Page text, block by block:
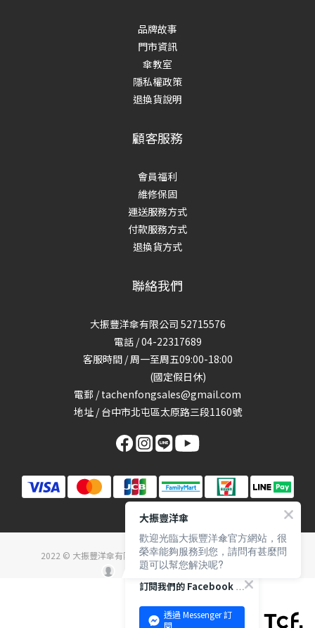
品牌故事
門市資訊
傘教室
隱私權政策
退換貨說明
顧客服務
會員福利
維修保固
運送服務方式
付款服務方式
退換貨方式
聯絡我們
大振豐洋傘有限公司 52715576
電話 / 04-22317689
客服時間 / 周一至周五09:00-18:00
(國定假日休)
電郵 / tachenfongsales@gmail.com
地址 / 台中市北屯區太原路三段1160號
2022 © 大振豐洋傘有限公司 Ta Chen Fong umbrella Co., Ltd.
訂閱我們的 Facebook 專頁
透過 Messenger 訂
閱
大振豐洋傘
歡迎光臨大振豐洋傘官方網站，很
榮幸能夠服務到您，請問有甚麼問
題可以幫您解決呢?